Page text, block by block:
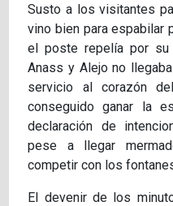
Susto a los visitantes
vino bien para espabilar
el poste repelía por
Anass y Alejo no
servicio al corazón
conseguido ganar la
declaración de
pese a llegar
competir con los
El devenir de los